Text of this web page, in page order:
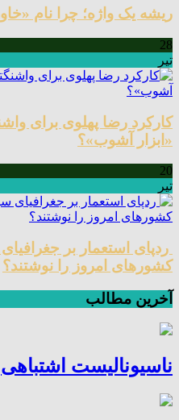
ریشه یک واژه؛ چرا نام
28
تیر
کارکرد رضا پهلوی برای
«ابزار آشوب»؟
20
تیر
ردپای استعمار بر
کشورهای امروز را نوشتند؟
آخرین مطالب
ناسیونالیست اشتباهی